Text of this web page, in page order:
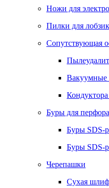
Ножи для
Пилки для
Сопутствующая
Вакуумные
Буры для
Буры SDS-
Буры SDS-
Черепашки
Сухая